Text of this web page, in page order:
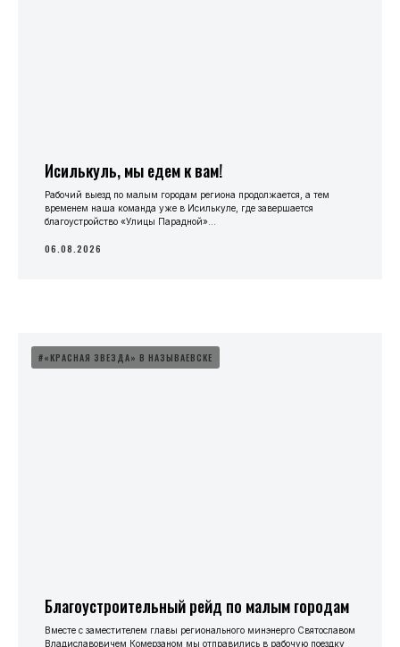
Исилькуль, мы едем к вам!
Рабочий выезд по малым городам региона продолжается, а тем
временем наша команда уже в Исилькуле, где завершается
благоустройство «Улицы Парадной»...
06.08.2026
#«КРАСНАЯ ЗВЕЗДА» В НАЗЫВАЕВСКЕ
Благоустроительный рейд по малым городам
Вместе с заместителем главы регионального минэнерго Святославом
Владиславовичем Комерзаном мы отправились в рабочую поездку